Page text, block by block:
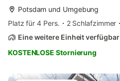
Potsdam und Umgebung
Platz für 4 Pers.
2 Schlafzimmer
Eine weitere Einheit verfügbar
KOSTENLOSE Stornierung